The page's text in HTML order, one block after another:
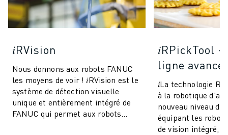
𝑖RVision
Nous donnons aux robots FANUC
les moyens de voir ! 𝑖RVision est le
système de détection visuelle
unique et entièrement intégré de
FANUC qui permet aux robots
𝑖RPickTool
ligne avancé
𝑖La technologie
à la robotique
nouveau niveau
équipant les
de vision intégré,